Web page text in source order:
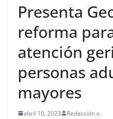
Presenta
reforma
atención
personas
mayores
abril 10, 2023 Redacción o